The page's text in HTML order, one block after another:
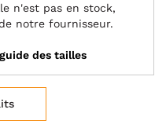
n'est pas en stock,
notre fournisseur.
des tailles